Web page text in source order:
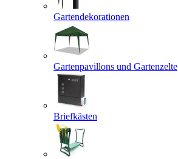
Gartendekorationen
Gartenpavillons und Gartenzelte
Briefkästen